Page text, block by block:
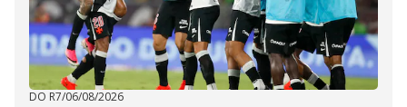
DO R7/06/08/2026